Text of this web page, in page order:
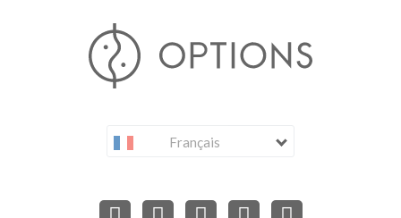
Français